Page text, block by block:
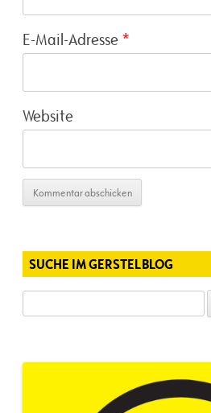
E-Mail-Adresse *
Website
SUCHE IM GERSTELBLOG